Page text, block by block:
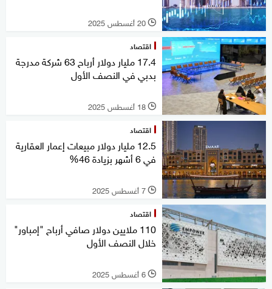
l 20 أغسطس 2025
اقتصاد
17.4 مليار دولار أرباح 63 شركة مدرجة
بدبي في النصف الأول
l 18 أغسطس 2025
اقتصاد
12.5 مليار دولار مبيعات إعمار العقارية
في 6 أشهر بزيادة 46%
l 7 أغسطس 2025
اقتصاد
110 ملايين دولار صافي أرباح "إمباور"
خلال النصف الأول
l 6 أغسطس 2025